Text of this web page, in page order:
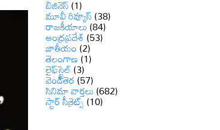
బిజినెస్(1)
మూవీ రివ్యూస్(38)
రాజకీయాలు(84)
ఆంధ్రప్రదేశ్(53)
జాతీయం(2)
తెలంగాణ(1)
లైఫ్‌స్టైల్(3)
వెండితెర(57)
సినిమా వార్తలు(682)
స్టార్ సీక్రెట్స్(10)